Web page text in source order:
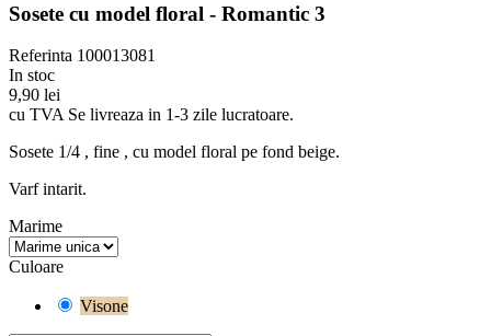
Sosete cu model floral - Romantic 3
Referinta 100013081
In stoc
9,90 lei
cu TVA Se livreaza in 1-3 zile lucratoare.
Sosete 1/4 , fine , cu model floral pe fond beige.
Varf intarit.
Marime
Culoare
Visone